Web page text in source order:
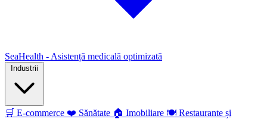
SeaHealth - Asistență medicală optimizată
🛒 E-commerce ❤️ Sănătate 🏠 Imobiliare 🍽️ Restaurante și